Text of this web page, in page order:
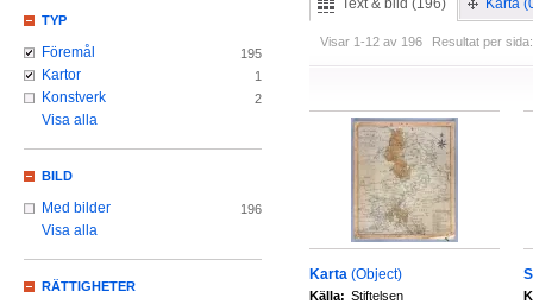
Text & bild (196) Karta
Visar 1-12 av 196 Resultat per sida:
Karta (Object)
Källa: Stiftelsen
TYP
Föremål 195
Kartor 1
Konstverk 2
Visa alla
BILD
Med bilder 196
Visa alla
RÄTTIGHETER